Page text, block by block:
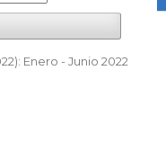
Enero - Junio 2022